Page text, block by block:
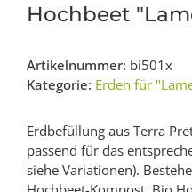
Hochbeet
Artikelnummer: bi501x
Kategorie: Erden für
Erdbefüllung aus Terra
passend für das
siehe Variationen).